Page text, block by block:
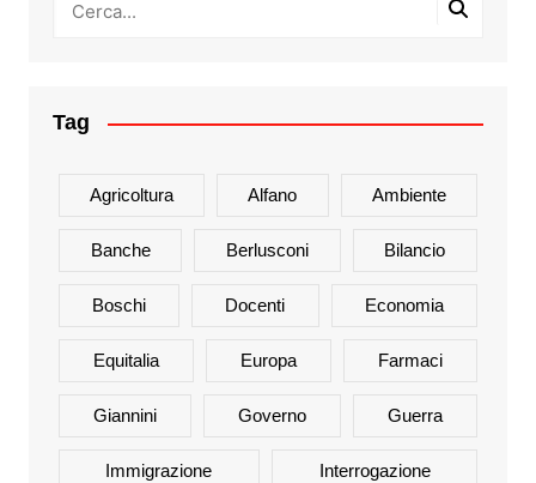
Tag
Agricoltura Alfano Ambiente
Banche Berlusconi Bilancio
Boschi Docenti Economia
Equitalia Europa Farmaci
Giannini Governo Guerra
Immigrazione Interrogazione